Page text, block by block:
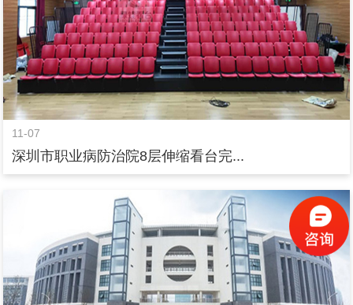
11-07
深圳市职业病防治院8层伸缩看台完...